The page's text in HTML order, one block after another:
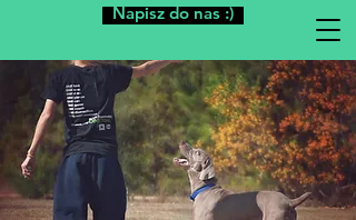
Napisz do nas :)